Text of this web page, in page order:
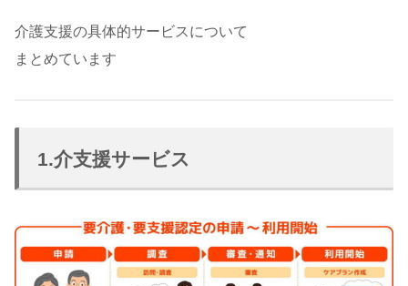
介護支援の具体的サービスについて
まとめています
1.介支援サービス